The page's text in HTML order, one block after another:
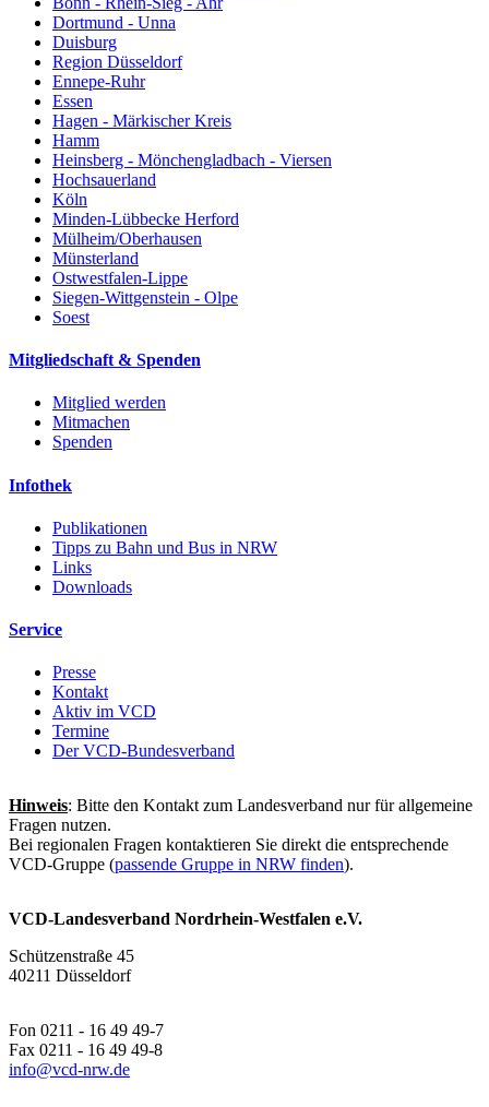
Dortmund - Unna
Duisburg
Region Düsseldorf
Ennepe-Ruhr
Essen
Hagen - Märkischer Kreis
Hamm
Heinsberg - Mönchengladbach - Viersen
Hochsauerland
Köln
Minden-Lübbecke Herford
Mülheim/Oberhausen
Münsterland
Ostwestfalen-Lippe
Siegen-Wittgenstein - Olpe
Soest
Mitgliedschaft & Spenden
Mitglied werden
Mitmachen
Spenden
Infothek
Publikationen
Tipps zu Bahn und Bus in NRW
Links
Downloads
Service
Presse
Kontakt
Aktiv im VCD
Termine
Der VCD-Bundesverband
Hinweis: Bitte den Kontakt zum Landesverband nur für allgemeine
Fragen nutzen.
Bei regionalen Fragen kontaktieren Sie direkt die entsprechende
VCD-Gruppe (passende Gruppe in NRW finden).
VCD-Landesverband Nordrhein-Westfalen e.V.
Schützenstraße 45
40211 Düsseldorf
Fon 0211 - 16 49 49-7
Fax 0211 - 16 49 49-8
info@vcd-nrw.de